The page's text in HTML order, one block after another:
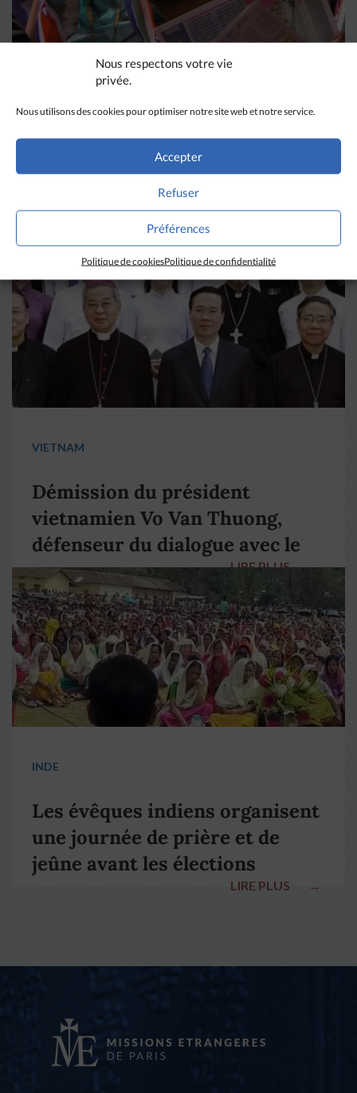
Nous respectons votre vie
privée.
Nous utilisons des cookies pour optimiser notre site web et notre service.
Accepter
Refuser
Préférences
Politique de cookiesPolitique de confidentialité
La revue de presse de la
semaine du 18 mars
LIRE PLUS →
VIETNAM
Démission du président
vietnamien Vo Van Thuong,
défenseur du dialogue avec le
pape François
LIRE PLUS →
INDE
Les évêques indiens organisent
une journée de prière et de
jeûne avant les élections
LIRE PLUS →